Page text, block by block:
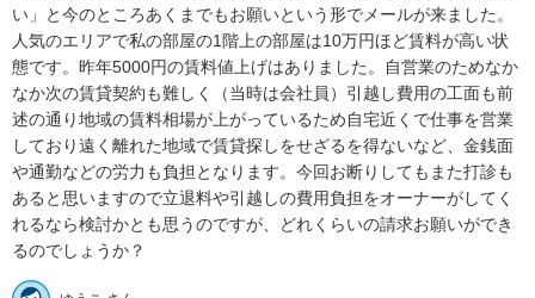
い」と今のところあくまでもお願いという形でメールが来ました。
人気のエリアで私の部屋の1階上の部屋は10万円ほど賃料が高い状
態です。昨年5000円の賃料値上げはありました。自営業のためなか
なか次の賃貸契約も難しく（当時は会社員）引越し費用の工面も前
述の通り地域の賃料相場が上がっているため自宅近くで仕事を営業
しており遠く離れた地域で賃貸探しをせざるを得ないなど、金銭面
や通勤などの労力も負担となります。今回お断りしてもまた打診も
あると思いますので立退料や引越しの費用負担をオーナーがしてく
れるなら検討かとも思うのですが、どれくらいの請求お願いができ
るのでしょうか？